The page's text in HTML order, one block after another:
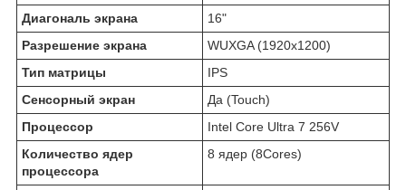
Диагональ экрана
16"
Разрешение экрана
WUXGA (1920x1200)
Тип матрицы
IPS
Сенсорный экран
Да (Touch)
Процессор
Intel Core Ultra 7 256V
Количество ядер
процессора
8 ядер (8Cores)